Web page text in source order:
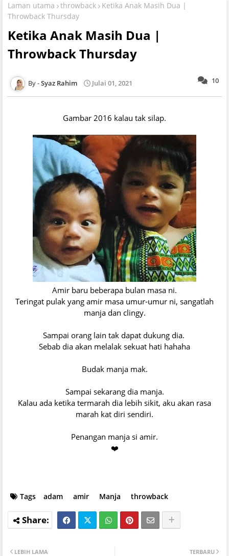
Laman utama throwback
Ketika Anak Masih Dua |
Throwback Thursday
Ketika Anak Masih Dua |
Throwback Thursday
10
Syaz Rahim Julai 01, 2021
Gambar 2016 kalau tak silap.
Amir baru beberapa bulan masa ni.
Teringat pulak yang amir masa umur-umur ni, sangatlah
manja dan clingy.
Sampai orang lain tak dapat dukung dia.
Sebab dia akan melalak sekuat hati hahaha
Budak manja mak.
Sampai sekarang dia manja.
Kalau ada ketika termarah dia lebih sikit, aku akan rasa
marah kat diri sendiri.
Penangan manja si amir.
❤️
Tags adam amir Manja throwback
TERBARU
LEBIH LAMA